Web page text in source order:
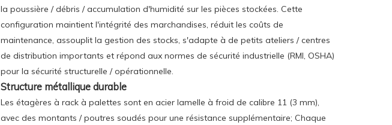
la poussière / débris / accumulation d'humidité sur les pièces stockées. Cette
configuration maintient l'intégrité des marchandises, réduit les coûts de
maintenance, assouplit la gestion des stocks, s'adapte à de petits ateliers / centres
de distribution importants et répond aux normes de sécurité industrielle (RMI, OSHA)
pour la sécurité structurelle / opérationnelle.
Structure métallique durable
Les étagères à rack à palettes sont en acier lamelle à froid de calibre 11 (3 mm),
avec des montants / poutres soudés pour une résistance supplémentaire; Chaque